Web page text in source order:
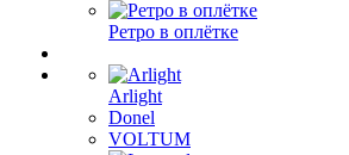
Ретро в оплётке
Arlight
Donel
VOLTUM